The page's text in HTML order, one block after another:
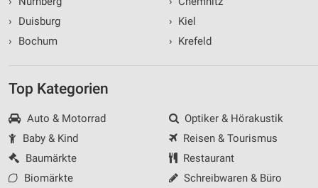
›
Duisburg
›
Bochum
› Kiel
› Krefeld
Top Kategorien
Auto & Motorrad
Baby & Kind
Baumärkte
Biomärkte
Optiker & Hörakustik
Reisen & Tourismus
Restaurant
Schreibwaren & Büro